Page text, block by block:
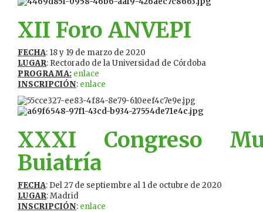
XII Foro ANVEPI
FECHA: 18 y 19 de marzo de 2020
LUGAR: Rectorado de la Universidad de Córdoba
PROGRAMA: enlace
INSCRIPCIÓN: enlace
XXXI Congreso
Buiatría
FECHA: Del 27 de septiembre al 1 de octubre de 2020
LUGAR: Madrid
INSCRIPCIÓN: enlace